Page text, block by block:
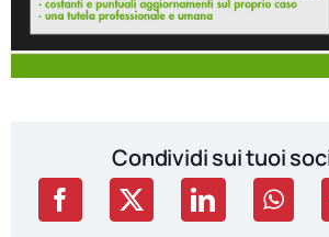
Condividi sui tuoi